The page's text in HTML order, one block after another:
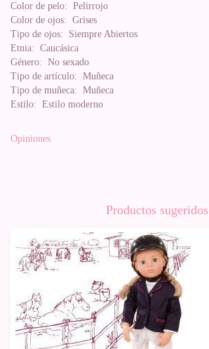
Color de pelo: Pelirrojo
Color de ojos: Grises
Tipo de ojos: Siempre Abiertos
Etnia: Caucásica
Género: No sexado
Tipo de artículo: Muñeca
Tipo de muñeca: Muñeca
Estilo: Estilo moderno
Opiniones
Productos sugeridos